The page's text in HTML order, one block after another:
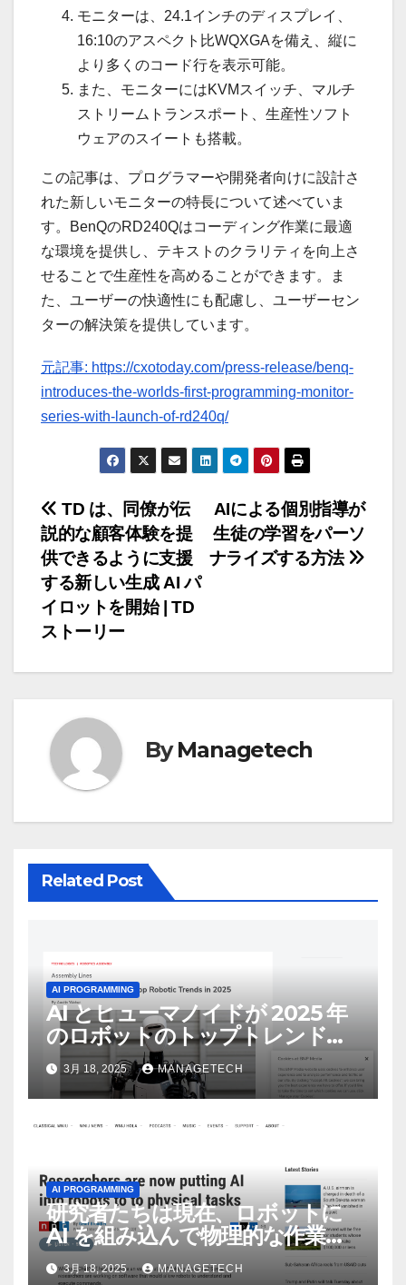
モニターは、24.1インチのディスプレイ、
16:10のアスペクト比WQXGAを備え、縦に
より多くのコード行を表示可能。
また、モニターにはKVMスイッチ、マルチ
ストリームトランスポート、生産性ソフト
ウェアのスイートも搭載。
この記事は、プログラマーや開発者向けに設計さ
れた新しいモニターの特長について述べていま
す。BenQのRD240Qはコーディング作業に最適
な環境を提供し、テキストのクラリティを向上さ
せることで生産性を高めることができます。ま
た、ユーザーの快適性にも配慮し、ユーザーセン
ターの解決策を提供しています。
元記事: https://cxotoday.com/press-release/benq-
introduces-the-worlds-first-programming-monitor-
series-with-launch-of-rd240q/
投
稿
ナ
ビ
ゲ
シ
ョ
ン
AIによる個別指導が
生徒の学習をパーソ
ナライズする方法
TD は、同僚が伝
説的な顧客体験を提
供できるように支援
する新しい生成 AI パ
イロットを開始 | TD
ストーリー
ByManagetech
Related Post
AI PROGRAMMING
AI とヒューマノイドが 2025 年
のロボットのトップトレンドに |
ASSEMBLY
3月 18, 2025 MANAGETECH
AI PROGRAMMING
研究者たちは現在、ロボットに
AI を組み込んで物理的な作業を
実行させている | ノーザン パブ
3月 18, 2025 MANAGETECH